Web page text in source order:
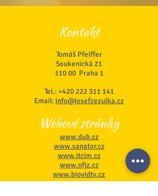
Kontakt
Tomáš Pfeiffer
Soukenická 21
110 00 Praha 1
Tel.: +420 222 311 141
Email: info@josefzezulka.cz
Webové stránky
www.dub.cz
www.sanator.cz
www.itcim.cz
www.nfjz.cz
www.biovidtv.cz